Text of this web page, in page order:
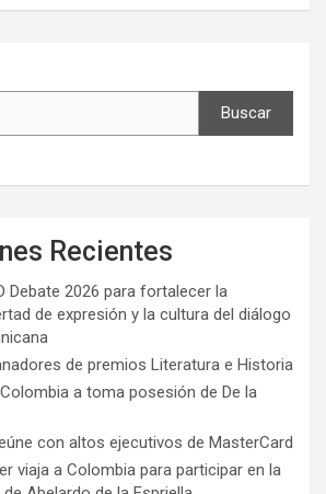
Buscar
Recientes
Debate 2026 para fortalecer la
de expresión y la cultura del diálogo
de premios Literatura e Historia
a toma posesión de De la
con altos ejecutivos de MasterCard
viaja a Colombia para participar en la